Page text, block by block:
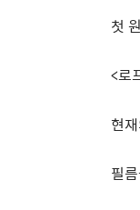
첫
<로
현
필